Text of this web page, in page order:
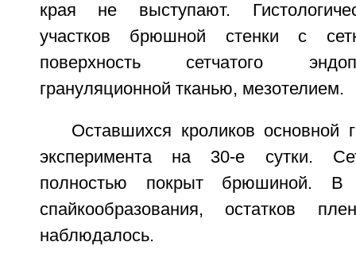
края не выступают.
участков брюшной стенки с
поверхность сетчатого
грануляционной тканью, мезотелием.
Оставшихся кроликов основной
эксперимента на 30-е сутки.
полностью покрыт брюшиной. В
спайкообразования, остатков
наблюдалось.